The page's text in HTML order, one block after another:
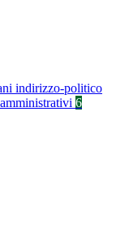
indirizzo-politico
6